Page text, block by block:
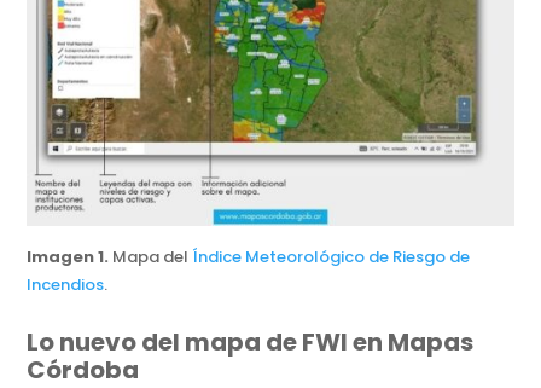
Imagen 1. Mapa del Índice Meteorológico de Riesgo de
Incendios.
Lo nuevo del mapa de FWI en Mapas
Córdoba